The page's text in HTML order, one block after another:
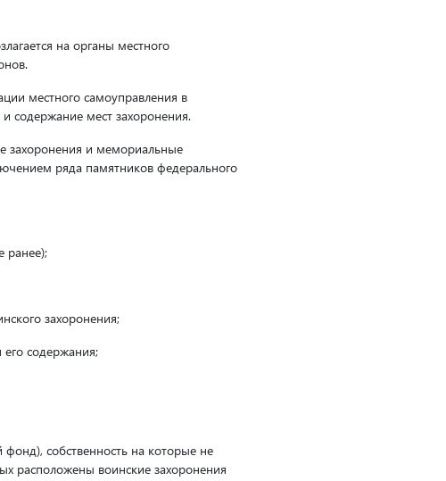
на органы местного
местного самоуправления в
содержание мест захоронения.
захоронения и мемориальные
ряда памятников федерального
ранее);
захоронения;
содержания;
фонд), собственность на которые не
расположены воинские захоронения